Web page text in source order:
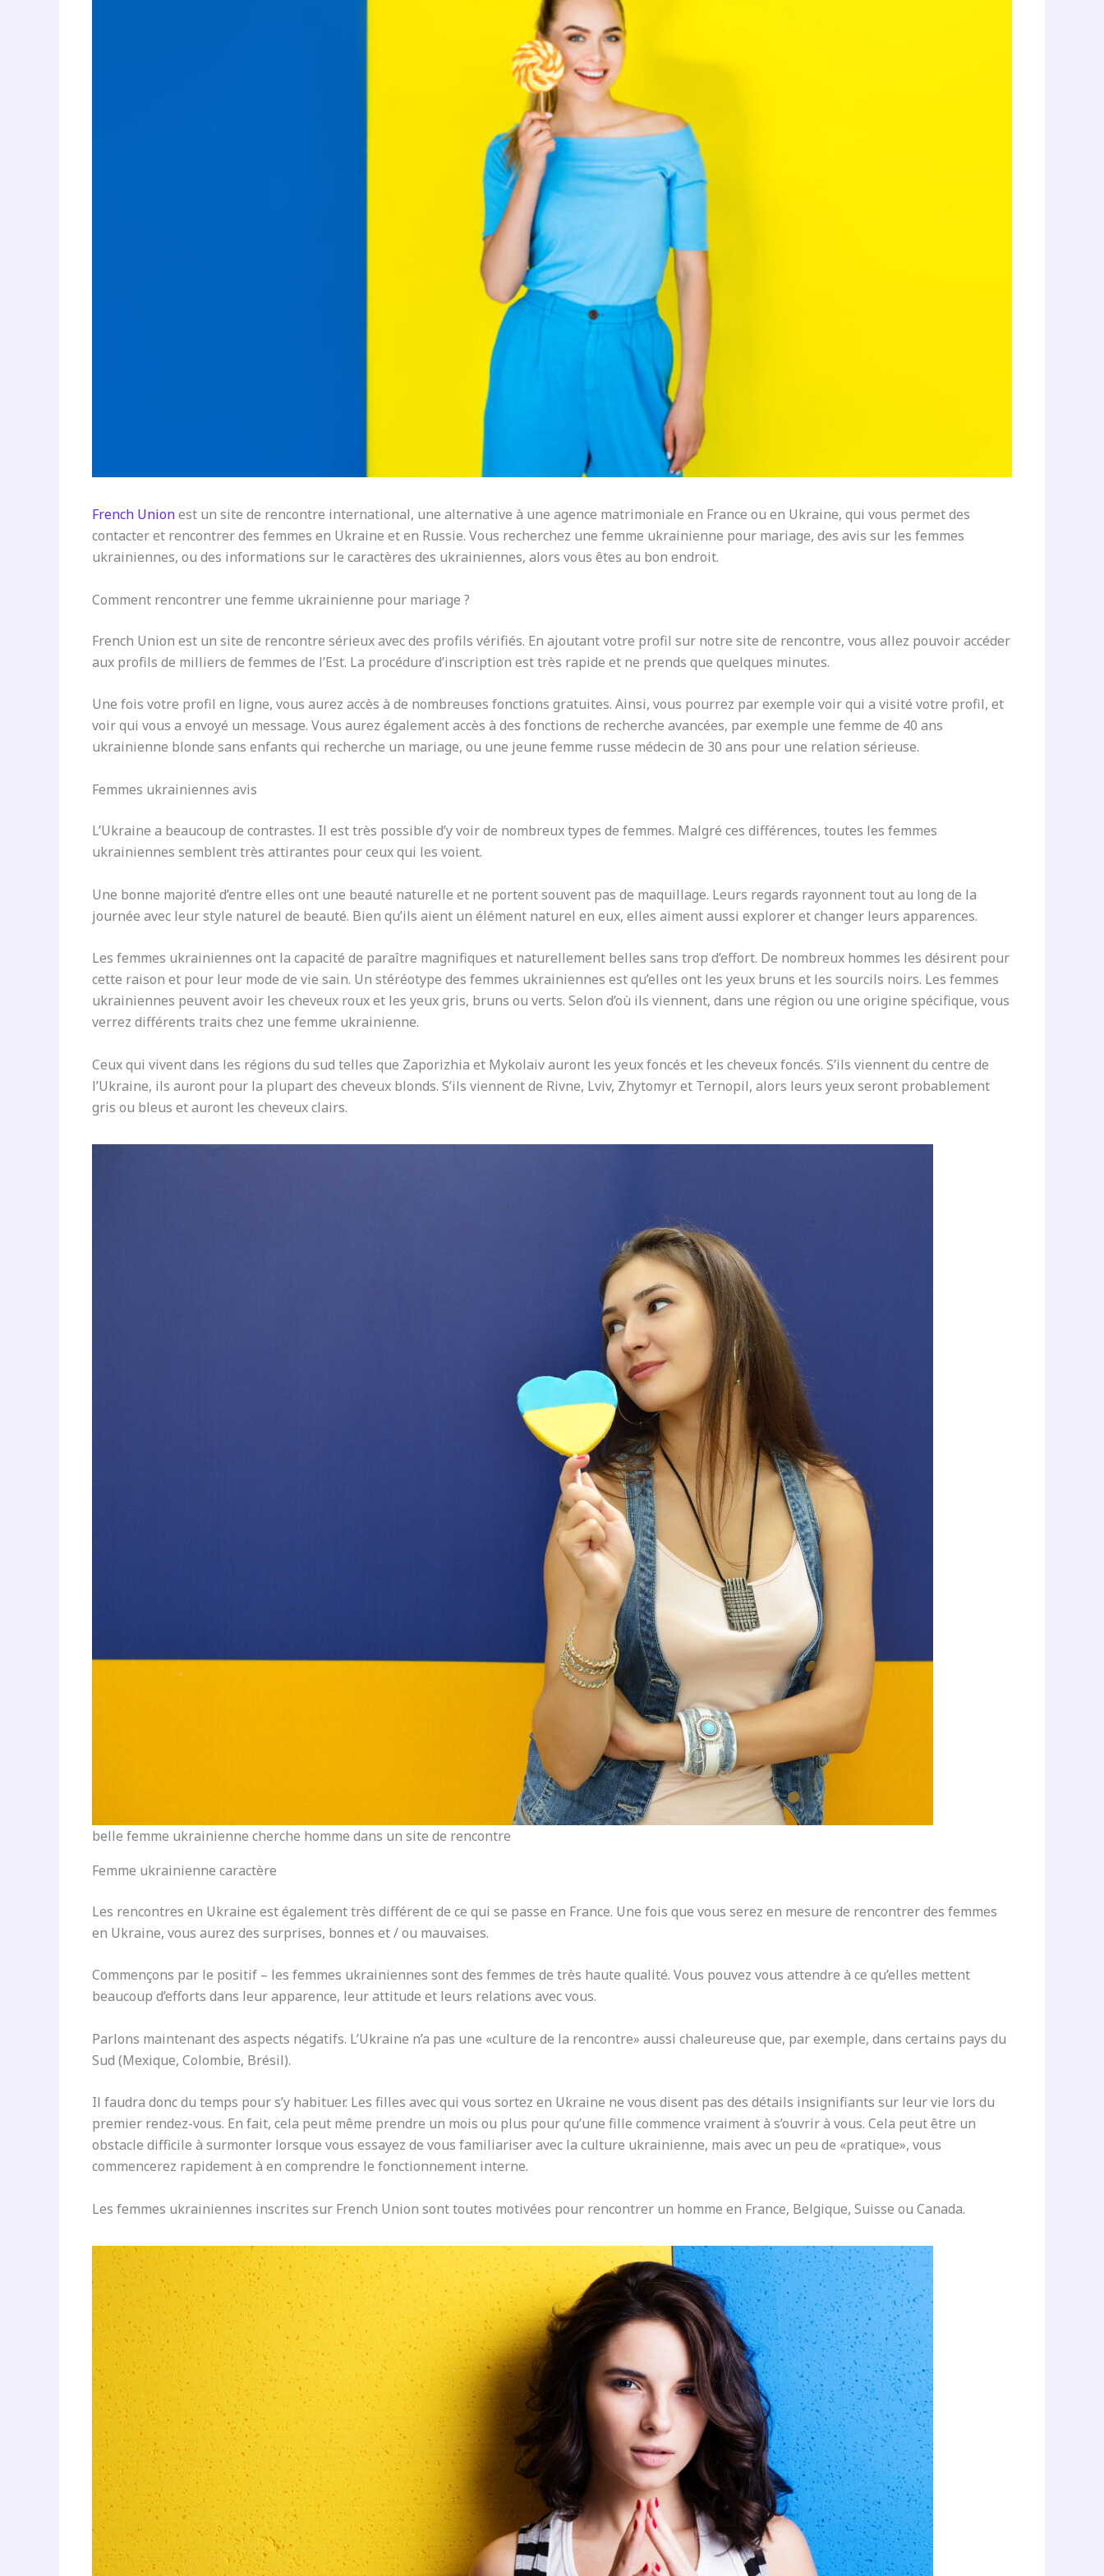
French Unionest un site de rencontre international, une alternative à une agence matrimoniale en France ou en Ukraine, qui vous permet des
contacter et rencontrer des femmes en Ukraine et en Russie. Vous recherchez une femme ukrainienne pour mariage, des avis sur les femmes
ukrainiennes, ou des informations sur le caractères des ukrainiennes, alors vous êtes au bon endroit.
Comment rencontrer une femme ukrainienne pour mariage ?
French Union est un site de rencontre sérieux avec des profils vérifiés. En ajoutant votre profil sur notre site de rencontre, vous allez pouvoir accéder
aux profils de milliers de femmes de l’Est. La procédure d’inscription est très rapide et ne prends que quelques minutes.
Une fois votre profil en ligne, vous aurez accès à de nombreuses fonctions gratuites. Ainsi, vous pourrez par exemple voir qui a visité votre profil, et
voir qui vous a envoyé un message. Vous aurez également accès à des fonctions de recherche avancées, par exemple une femme de 40 ans
ukrainienne blonde sans enfants qui recherche un mariage, ou une jeune femme russe médecin de 30 ans pour une relation sérieuse.
Femmes ukrainiennes avis
L’Ukraine a beaucoup de contrastes. Il est très possible d’y voir de nombreux types de femmes. Malgré ces différences, toutes les femmes
ukrainiennes semblent très attirantes pour ceux qui les voient.
Une bonne majorité d’entre elles ont une beauté naturelle et ne portent souvent pas de maquillage. Leurs regards rayonnent tout au long de la
journée avec leur style naturel de beauté. Bien qu’ils aient un élément naturel en eux, elles aiment aussi explorer et changer leurs apparences.
Les femmes ukrainiennes ont la capacité de paraître magnifiques et naturellement belles sans trop d’effort. De nombreux hommes les désirent pour
cette raison et pour leur mode de vie sain. Un stéréotype des femmes ukrainiennes est qu’elles ont les yeux bruns et les sourcils noirs. Les femmes
ukrainiennes peuvent avoir les cheveux roux et les yeux gris, bruns ou verts. Selon d’où ils viennent, dans une région ou une origine spécifique, vous
verrez différents traits chez une femme ukrainienne.
Ceux qui vivent dans les régions du sud telles que Zaporizhia et Mykolaiv auront les yeux foncés et les cheveux foncés. S’ils viennent du centre de
l’Ukraine, ils auront pour la plupart des cheveux blonds. S’ils viennent de Rivne, Lviv, Zhytomyr et Ternopil, alors leurs yeux seront probablement
gris ou bleus et auront les cheveux clairs.
belle femme ukrainienne cherche homme dans un site de rencontre
Femme ukrainienne caractère
Les rencontres en Ukraine est également très différent de ce qui se passe en France. Une fois que vous serez en mesure de rencontrer des femmes
en Ukraine, vous aurez des surprises, bonnes et / ou mauvaises.
Commençons par le positif – les femmes ukrainiennes sont des femmes de très haute qualité. Vous pouvez vous attendre à ce qu’elles mettent
beaucoup d’efforts dans leur apparence, leur attitude et leurs relations avec vous.
Parlons maintenant des aspects négatifs. L’Ukraine n’a pas une «culture de la rencontre» aussi chaleureuse que, par exemple, dans certains pays du
Sud (Mexique, Colombie, Brésil).
Il faudra donc du temps pour s’y habituer. Les filles avec qui vous sortez en Ukraine ne vous disent pas des détails insignifiants sur leur vie lors du
premier rendez-vous. En fait, cela peut même prendre un mois ou plus pour qu’une fille commence vraiment à s’ouvrir à vous. Cela peut être un
obstacle difficile à surmonter lorsque vous essayez de vous familiariser avec la culture ukrainienne, mais avec un peu de «pratique», vous
commencerez rapidement à en comprendre le fonctionnement interne.
Les femmes ukrainiennes inscrites sur French Union sont toutes motivées pour rencontrer un homme en France, Belgique, Suisse ou Canada.